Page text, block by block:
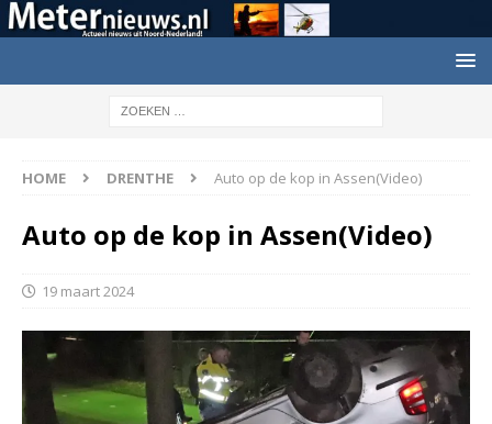
HOME DRENTHE Auto op de kop in Assen(Video)
Auto op de kop in Assen(Video)
19 maart 2024